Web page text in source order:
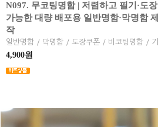
N097. 무코팅명함 | 저렴하고 필기·도장
가능한 대량 배포용 일반명함·막명함 제
작
4,900원